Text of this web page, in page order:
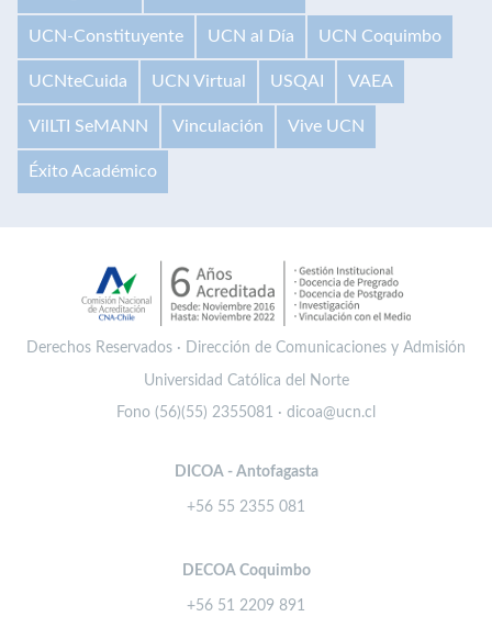
UCN-Constituyente UCN al Día UCN Coquimbo
UCNteCuida UCN Virtual USQAI VAEA
VilLTI SeMANN Vinculación Vive UCN
Éxito Académico
Derechos Reservados · Dirección de Comunicaciones y Admisión
Universidad Católica del Norte
Fono (56)(55) 2355081 · dicoa@ucn.cl
DICOA - Antofagasta
+56 55 2355 081
DECOA Coquimbo
+56 51 2209 891